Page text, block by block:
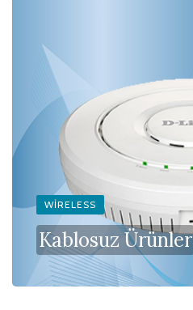
WIRELESS
Kablosuz Ürünler